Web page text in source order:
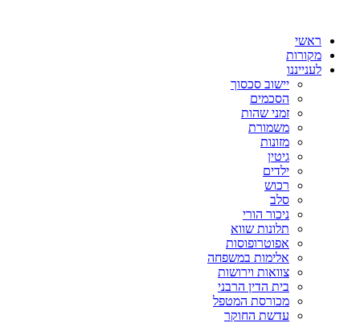
ראשי
מקורות
לענייננו
יישוב סכסוך
הסכמים
זמני שהות
משמורת
מזונות
גיטין
ילדים
רכוש
סלב
ניכור הורי
תלונות שווא
אפוטרופוסות
אלימות במשפחה
צוואות וירושות
בית הדין הרבני
מכורסת המטפל
עדשת החוקר